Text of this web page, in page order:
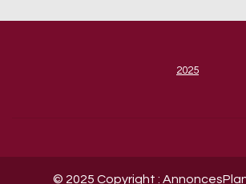
2025
© 2025 Copyright :